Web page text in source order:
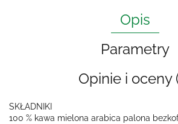
Opis
Parametry
Opinie i oceny
SKŁADNIKI
100 % kawa mielona arabica palona